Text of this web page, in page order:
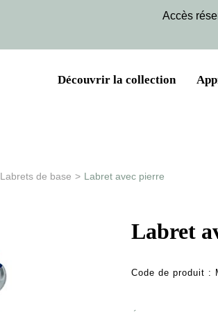
Accès
Découvrir la collection
Labrets de base > Labret avec pierre
Labret
Code de produit :